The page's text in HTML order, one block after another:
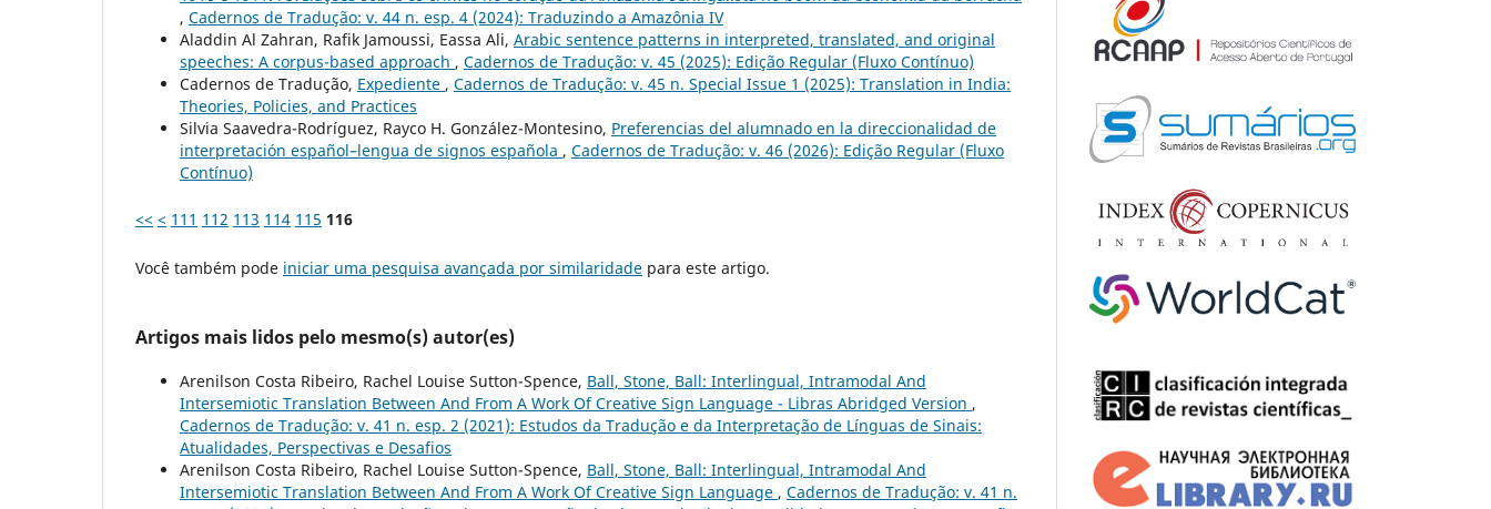
, Cadernos de Tradução: v. 44 n. esp. 4 (2024): Traduzindo a Amazônia IV
Aladdin Al Zahran, Rafik Jamoussi, Eassa Ali, Arabic sentence patterns in interpreted, translated, and original
speeches: A corpus-based approach , Cadernos de Tradução: v. 45 (2025): Edição Regular (Fluxo Contínuo)
Cadernos de Tradução, Expediente , Cadernos de Tradução: v. 45 n. Special Issue 1 (2025): Translation in India:
Theories, Policies, and Practices
Silvia Saavedra-Rodríguez, Rayco H. González-Montesino, Preferencias del alumnado en la direccionalidad de
interpretación español–lengua de signos española , Cadernos de Tradução: v. 46 (2026): Edição Regular (Fluxo
Contínuo)
<< < 111 112 113 114 115 116
Você também pode iniciar uma pesquisa avançada por similaridade para este artigo.
Artigos mais lidos pelo mesmo(s) autor(es)
Arenilson Costa Ribeiro, Rachel Louise Sutton-Spence, Ball, Stone, Ball: Interlingual, Intramodal And
Intersemiotic Translation Between And From A Work Of Creative Sign Language - Libras Abridged Version ,
Cadernos de Tradução: v. 41 n. esp. 2 (2021): Estudos da Tradução e da Interpretação de Línguas de Sinais:
Atualidades, Perspectivas e Desafios
Arenilson Costa Ribeiro, Rachel Louise Sutton-Spence, Ball, Stone, Ball: Interlingual, Intramodal And
Intersemiotic Translation Between And From A Work Of Creative Sign Language , Cadernos de Tradução: v. 41 n.